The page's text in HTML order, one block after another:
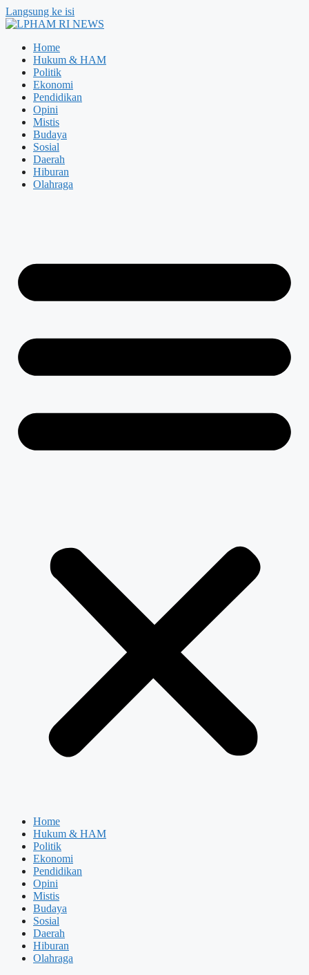
Langsung ke isi
Home
Hukum & HAM
Politik
Ekonomi
Pendidikan
Opini
Mistis
Budaya
Sosial
Daerah
Hiburan
Olahraga
Home
Hukum & HAM
Politik
Ekonomi
Pendidikan
Opini
Mistis
Budaya
Sosial
Daerah
Hiburan
Olahraga